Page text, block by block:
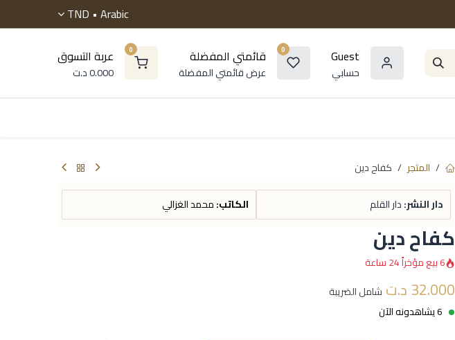
Arabic •
TND
0 عربة التسوق
0.000د.ت
0 قائمتي المفضلة
عرض قائمتي المفضلة
Guest
حسابي
المتجر كفاح دين
دار النشر:دار القلم الكاتب:محمد الغزالي
كفاح دين
6 بيع مؤخراً 24 ساعة
32.000 د.ت شامل الضريبة
6 يشاهدونه الآن